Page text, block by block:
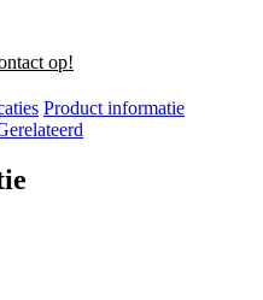
op!
Product informatie